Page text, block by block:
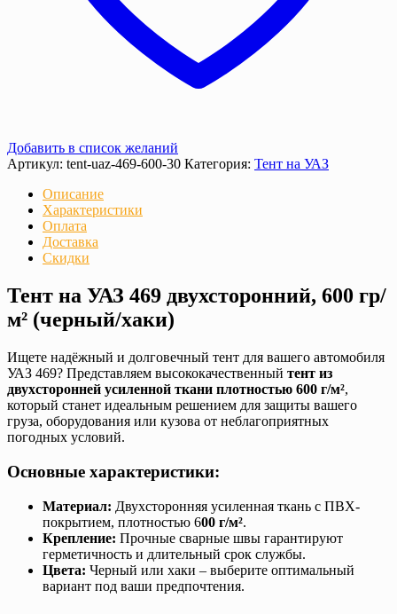
Добавить в список желаний
Артикул: tent-uaz-469-600-30 Категория: Тент на УАЗ
Описание
Характеристики
Оплата
Доставка
Скидки
Тент на УАЗ 469 двухсторонний, 600 гр/
м² (черный/хаки)
Ищете надёжный и долговечный тент для вашего автомобиля
УАЗ 469? Представляем высококачественный тент из
двухсторонней усиленной ткани плотностью 600 г/м²,
который станет идеальным решением для защиты вашего
груза, оборудования или кузова от неблагоприятных
погодных условий.
Основные характеристики:
Материал: Двухсторонняя усиленная ткань с ПВХ-
покрытием, плотностью 600 г/м².
Крепление: Прочные сварные швы гарантируют
герметичность и длительный срок службы.
Цвета: Черный или хаки – выберите оптимальный
вариант под ваши предпочтения.